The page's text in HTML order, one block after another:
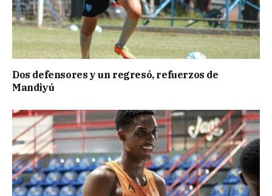
Dos defensores y un regresó, refuerzos de
Mandiyú